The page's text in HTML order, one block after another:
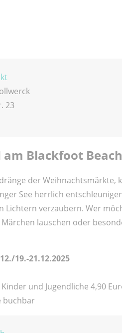
23
Blackfoot Beach
der
See herrlich
Lichtern verzaubern. Wer
lauschen oder
19.-21.12.2025
und Jugendliche 4,90
buchbar